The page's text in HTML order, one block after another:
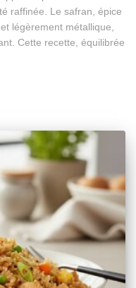
raffinée. Le safran, épice
légèrement métallique,
Cette recette, équilibrée